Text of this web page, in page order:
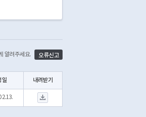
알려주세요. 오류신고
일 내려받기
A097_L_20260213.zip 다운로드